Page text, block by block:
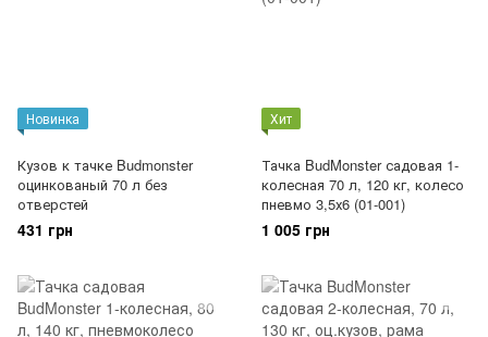
Новинка
Кузов к тачке Budmonster
оцинкованый 70 л без
отверстей
431 грн
Хит
Тачка BudMonster садовая 1-
колесная 70 л, 120 кг, колесо
пневмо 3,5х6 (01-001)
1 005 грн